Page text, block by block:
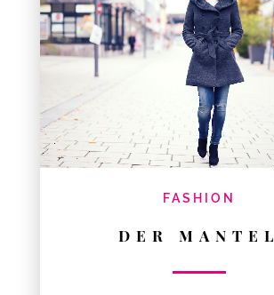
FASHION
DER MANTEL